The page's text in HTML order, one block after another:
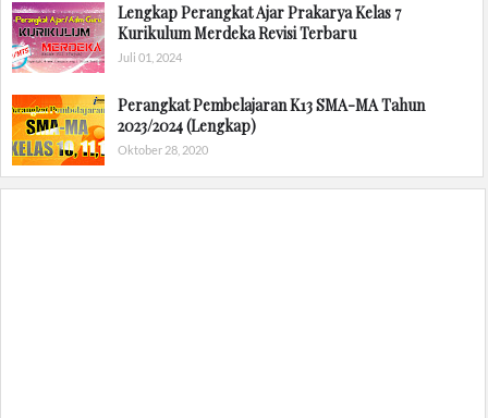
Lengkap Perangkat Ajar Prakarya Kelas 7
Kurikulum Merdeka Revisi Terbaru
Juli 01, 2024
Perangkat Pembelajaran K13 SMA-MA Tahun
2023/2024 (Lengkap)
Oktober 28, 2020